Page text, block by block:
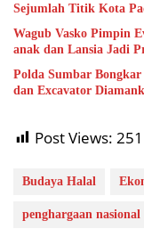
Sejumlah Titik Kota
Wagub Vasko Pimpin
anak dan Lansia Jadi
Polda Sumbar
dan Excavator
Post Views: 251
Budaya Halal
penghargaan nasional